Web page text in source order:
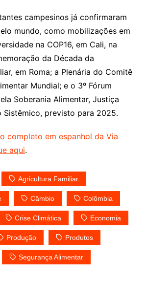
campesinos já confirmaram
mundo, como mobilizações em
na COP16, em Cali, na
da Década da
em Roma; a Plenária do Comitê
Mundial; e o 3º Fórum
Soberania Alimentar, Justiça
Sistêmico, previsto para 2025.
completo em espanhol da Via
aqui.
Agricultura Familiar
Câmbio Colômbia
Crise Climática Economia
Produção Produtos
Segurança Alimentar